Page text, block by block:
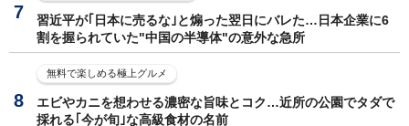
習近平が｢日本に売るな｣と煽った翌日にバレた…日本企業に6
割を握られていた"中国の半導体"の意外な急所
無料で楽しめる極上グルメ
エビやカニを想わせる濃密な旨味とコク…近所の公園でタダで
採れる｢今が旬｣な高級食材の名前